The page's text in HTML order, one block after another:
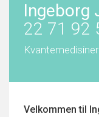
Ingeborg
22 71 92
Velkommen til